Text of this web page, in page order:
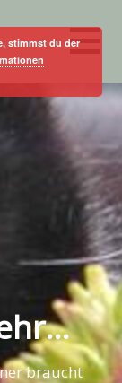
braucht
stimmst du der